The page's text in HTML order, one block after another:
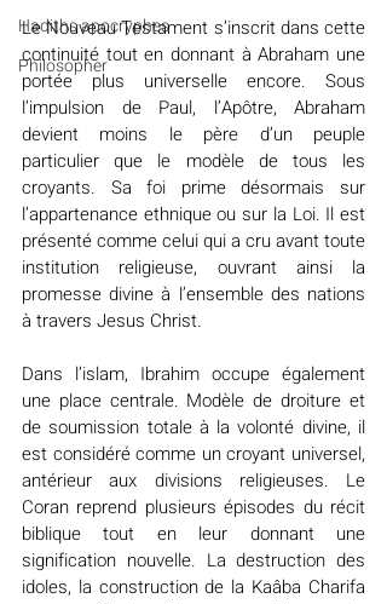
Hadiths apocryphes
Philosopher
Le Nouveau Testament s’inscrit dans cette
continuité tout en donnant à Abraham une
portée plus universelle encore. Sous
l’impulsion de Paul, l’Apôtre, Abraham
devient moins le père d’un peuple
particulier que le modèle de tous les
croyants. Sa foi prime désormais sur
l’appartenance ethnique ou sur la Loi. Il est
présenté comme celui qui a cru avant toute
institution religieuse, ouvrant ainsi la
promesse divine à l’ensemble des nations
à travers Jesus Christ.
Dans l’islam, Ibrahim occupe également
une place centrale. Modèle de droiture et
de soumission totale à la volonté divine, il
est considéré comme un croyant universel,
antérieur aux divisions religieuses. Le
Coran reprend plusieurs épisodes du récit
biblique tout en leur donnant une
signification nouvelle. La destruction des
idoles, la construction de la Kaâba Charifa